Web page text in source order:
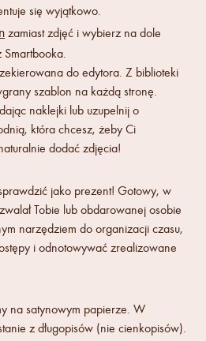
się wyjątkowo.
zamiast zdjęć i wybierz na dole
do edytora. Z biblioteki
szablon na każdą stronę.
naklejki lub uzupelnij o
która chcesz, żeby Ci
dodać zdjęcia!
jako prezent! Gotowy, w
Tobie lub obdarowanej osobie
narzędziem do organizacji czasu,
i odnotowywać zrealizowane
na satynowym papierze. W
z długopisów (nie cienkopisów).